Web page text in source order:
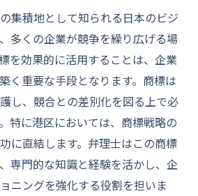
おける弁理士の役割と期待
商標登録を実現する弁理士選び
登録を効率化するための弁理士
セスを知り尽くした弁理士の
集積地として知られる日本のビジ
多くの企業が競争を繰り広げる場
を効果的に活用することは、企業
く重要な手段となります。商標は
し、競合との差別化を図る上で必
特に港区においては、商標戦略の
に直結します。弁理士はこの商標
専門的な知識と経験を活かし、企
ニングを強化する役割を担いま